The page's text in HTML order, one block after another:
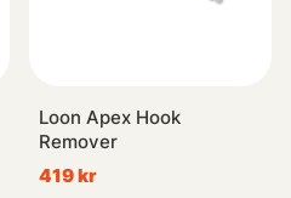
Loon Apex Hook
Remover
419 kr